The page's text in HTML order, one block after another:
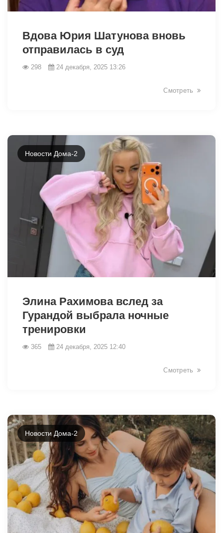
Вдова Юрия Шатунова вновь
отправилась в суд
298 24 декабря, 2025 13:26
Смотреть
Новости Дома-2
Элина Рахимова вслед за
Гурандой выбрала ночные
тренировки
365 24 декабря, 2025 12:40
Смотреть
Новости Дома-2